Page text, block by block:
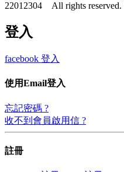
22012304 All rights reserved.
登入
facebook 登入
使用Email登入
忘記密碼 ?
收不到會員啟用信 ?
註冊